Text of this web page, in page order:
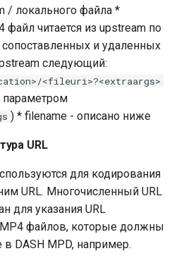
vod_clip_from_param_name
/ локального файла *
читается из upstream по
и удаленных
следующий:
<fileuri>?<extraargs>
параметром
) * filename - описано ниже
URL
для кодирования
URL. Многочисленный URL
для указания URL
файлов, которые должны
DASH MPD, например.